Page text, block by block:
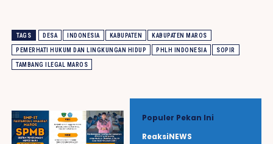
TAGS DESA INDONESIA KABUPATEN KABUPATEN MAROS
PEMERHATI HUKUM DAN LINGKUNGAN HIDUP PHLH INDONESIA SOPIR
TAMBANG ILEGAL MAROS
Populer Pekan Ini
ReaksiNEWS